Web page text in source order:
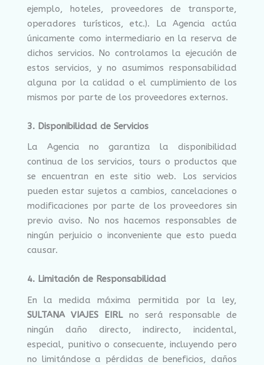
ejemplo, hoteles, proveedores de transporte,
operadores turísticos, etc.). La Agencia actúa
únicamente como intermediario en la reserva de
dichos servicios. No controlamos la ejecución de
estos servicios, y no asumimos responsabilidad
alguna por la calidad o el cumplimiento de los
mismos por parte de los proveedores externos.
3. Disponibilidad de Servicios
La Agencia no garantiza la disponibilidad
continua de los servicios, tours o productos que
se encuentran en este sitio web. Los servicios
pueden estar sujetos a cambios, cancelaciones o
modificaciones por parte de los proveedores sin
previo aviso. No nos hacemos responsables de
ningún perjuicio o inconveniente que esto pueda
causar.
4. Limitación de Responsabilidad
En la medida máxima permitida por la ley,
SULTANA VIAJES EIRLno será responsable de
ningún daño directo, indirecto, incidental,
especial, punitivo o consecuente, incluyendo pero
no limitándose a pérdidas de beneficios, daños